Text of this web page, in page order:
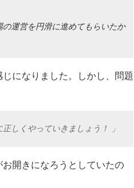
運営を円滑に進めてもらいたか
になりました。しかし、問題
しくやっていきましょう！ 」
開きになろうとしていたの